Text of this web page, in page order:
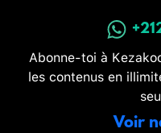
Abonne-toi à
les contenus en
Voir